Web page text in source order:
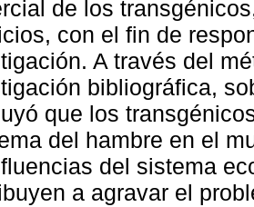
de los
con el fin de
A través del
bibliográfica,
que los
del hambre en el
del sistema
a agravar el